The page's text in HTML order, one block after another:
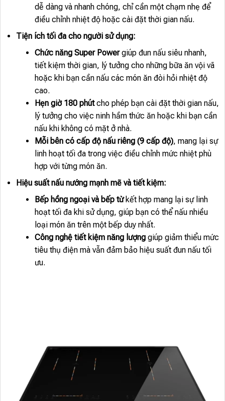
dễ dàng và nhanh chóng, chỉ cần một chạm nhẹ để
điều chỉnh nhiệt độ hoặc cài đặt thời gian nấu.
Tiện ích tối đa cho người sử dụng:
Chức năng Super Powergiúp đun nấu siêu nhanh,
tiết kiệm thời gian, lý tưởng cho những bữa ăn vội vã
hoặc khi bạn cần nấu các món ăn đòi hỏi nhiệt độ
cao.
Hẹn giờ 180 phútcho phép bạn cài đặt thời gian nấu,
lý tưởng cho việc ninh hầm thức ăn hoặc khi bạn cần
nấu khi không có mặt ở nhà.
Mỗi bên có cấp độ nấu riêng (9 cấp độ), mang lại sự
linh hoạt tối đa trong việc điều chỉnh mức nhiệt phù
hợp với từng món ăn.
Hiệu suất nấu nướng mạnh mẽ và tiết kiệm:
Bếp hồng ngoại và bếp từkết hợp mang lại sự linh
hoạt tối đa khi sử dụng, giúp bạn có thể nấu nhiều
loại món ăn trên một bếp duy nhất.
Công nghệ tiết kiệm năng lượnggiúp giảm thiểu mức
tiêu thụ điện mà vẫn đảm bảo hiệu suất đun nấu tối
ưu.